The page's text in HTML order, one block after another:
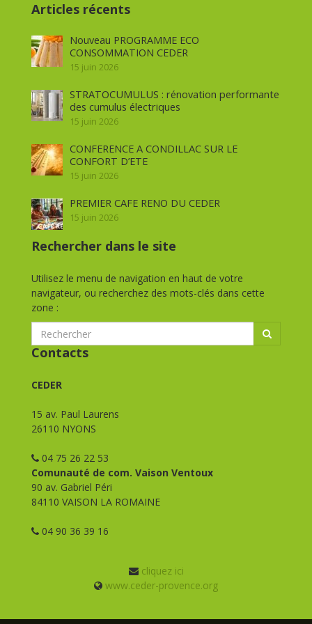
Articles récents
Nouveau PROGRAMME ECO
CONSOMMATION CEDER
15 juin 2026
STRATOCUMULUS : rénovation performante
des cumulus électriques
15 juin 2026
CONFERENCE A CONDILLAC SUR LE
CONFORT D’ETE
15 juin 2026
PREMIER CAFE RENO DU CEDER
15 juin 2026
Rechercher dans le site
Utilisez le menu de navigation en haut de votre
navigateur, ou recherchez des mots-clés dans cette
zone :
Contacts
CEDER
15 av. Paul Laurens
26110 NYONS
04 75 26 22 53
Comunauté de com. Vaison Ventoux
90 av. Gabriel Péri
84110 VAISON LA ROMAINE
04 90 36 39 16
cliquez ici
www.ceder-provence.org